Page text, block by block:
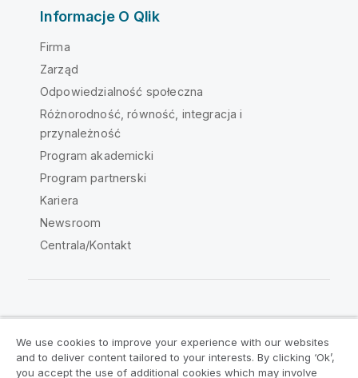
Informacje O Qlik
Firma
Zarząd
Odpowiedzialność społeczna
Różnorodność, równość, integracja i
przynależność
Program akademicki
Program partnerski
Kariera
Newsroom
Centrala/Kontakt
Umowy prawne Warunki produktu
We use cookies to improve your experience with our websites
and to deliver content tailored to your interests. By clicking ‘Ok’,
you accept the use of additional cookies which may involve